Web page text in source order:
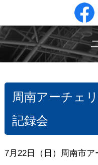
周南アーチェ
記録会
7月22日（日）周南市